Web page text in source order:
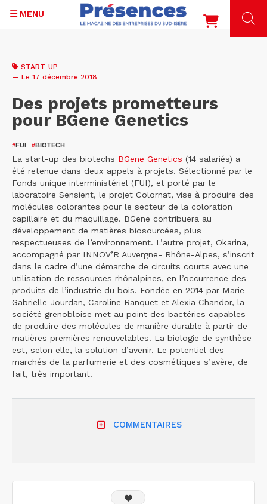
contenu
MENU
START-UP
— Le 17 décembre 2018
Des projets prometteurs
pour BGene Genetics
#FUI #BIOTECH
La start-up des biotechs BGene Genetics (14 salariés) a
été retenue dans deux appels à projets. Sélectionné par le
Fonds unique interministériel (FUI), et porté par le
laboratoire Sensient, le projet Colornat, vise à produire des
molécules colorantes pour le secteur de la coloration
capillaire et du maquillage. BGene contribuera au
développement de matières biosourcées, plus
respectueuses de l’environnement. L’autre projet, Okarina,
accompagné par INNOV’R Auvergne- Rhône-Alpes, s’inscrit
dans le cadre d’une démarche de circuits courts avec une
utilisation de ressources rhônalpines, en l’occurrence des
produits de l’industrie du bois. Fondée en 2014 par Marie-
Gabrielle Jourdan, Caroline Ranquet et Alexia Chandor, la
société grenobloise met au point des bactéries capables
de produire des molécules de manière durable à partir de
matières premières renouvelables. La biologie de synthèse
est, selon elle, la solution d’avenir. Le potentiel des
marchés de la parfumerie et des cosmétiques s’avère, de
fait, très important.
COMMENTAIRES